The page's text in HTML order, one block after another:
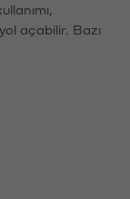
açabilir. Bazı